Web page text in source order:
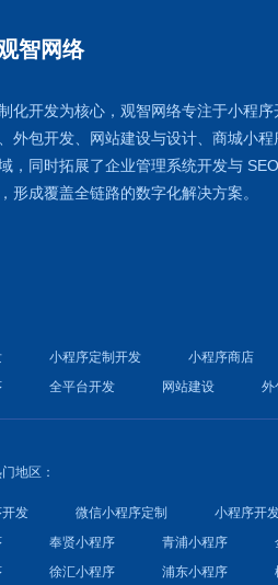
智网络
化开发为核心，观智网络专注于小程序
外包开发、 网站建设与设计、商城小程
，同时拓展了企业管理系统开发与 SEO
形成覆盖全链路的数字化解决方案。
小程序定制开发 小程序商店
全平台开发 网站建设 外
地区：
发 微信小程序定制 小程序开
奉贤小程序 青浦小程序
徐汇小程序 浦东小程序